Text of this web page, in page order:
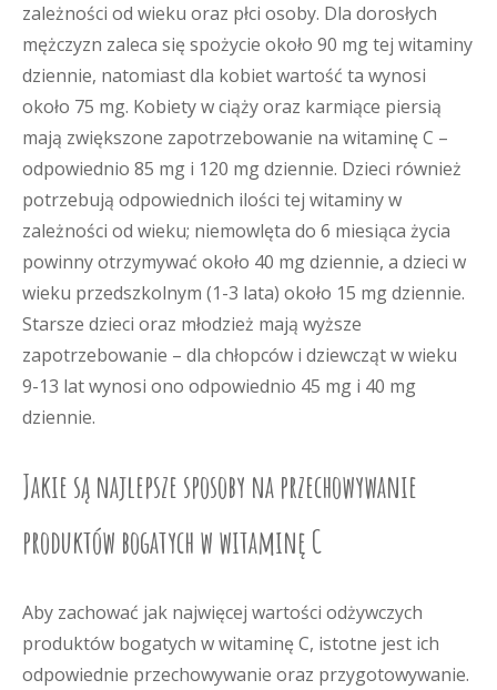
zależności od wieku oraz płci osoby. Dla dorosłych
mężczyzn zaleca się spożycie około 90 mg tej witaminy
dziennie, natomiast dla kobiet wartość ta wynosi
około 75 mg. Kobiety w ciąży oraz karmiące piersią
mają zwiększone zapotrzebowanie na witaminę C –
odpowiednio 85 mg i 120 mg dziennie. Dzieci również
potrzebują odpowiednich ilości tej witaminy w
zależności od wieku; niemowlęta do 6 miesiąca życia
powinny otrzymywać około 40 mg dziennie, a dzieci w
wieku przedszkolnym (1-3 lata) około 15 mg dziennie.
Starsze dzieci oraz młodzież mają wyższe
zapotrzebowanie – dla chłopców i dziewcząt w wieku
9-13 lat wynosi ono odpowiednio 45 mg i 40 mg
dziennie.
Jakie są najlepsze sposoby na przechowywanie
produktów bogatych w witaminę C
Aby zachować jak najwięcej wartości odżywczych
produktów bogatych w witaminę C, istotne jest ich
odpowiednie przechowywanie oraz przygotowywanie.